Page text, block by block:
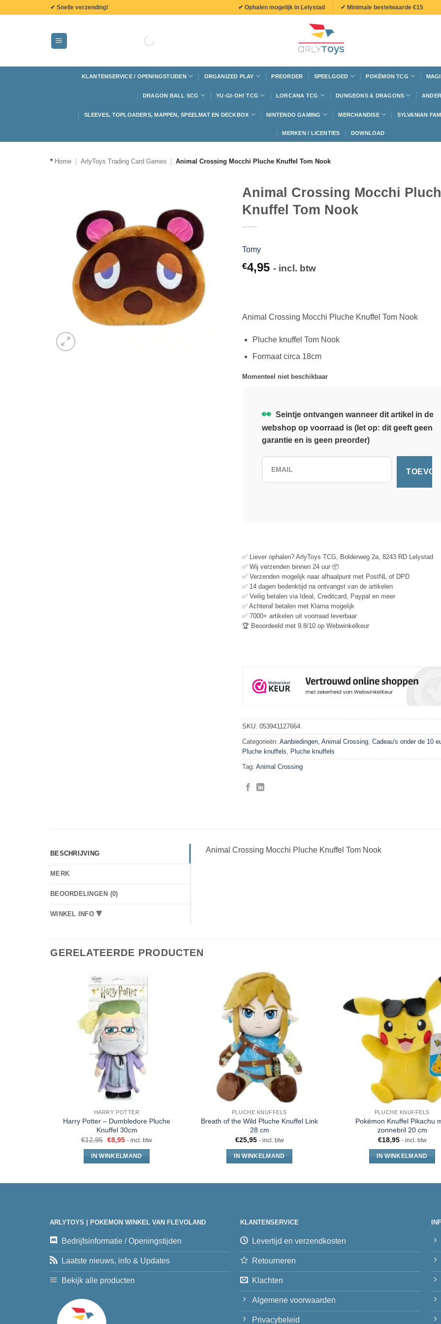
✔ Snelle verzending! ✔ Ophalen mogelijk in Lelystad ✔ Minimale bestelwaarde €15
KLANTENSERVICE / OPENINGSTIJDEN ORGANIZED PLAY PREORDER SPEELGOED POKÉMON TCG
DRAGON BALL SCG YU-GI-OH! TCG LORCANA TCG DUNGEONS & DRAGONS
SLEEVES, TOPLOADERS, MAPPEN, SPEELMAT EN DECKBOX NINTENDO GAMING MERCHANDISE SYLVANIAN
MERKEN / LICENTIES DOWNLOAD
* Home ArlyToys Trading Card Games Animal Crossing Mocchi Pluche Knuffel Tom Nook
Animal Crossing Mocchi
Knuffel Tom Nook
Tomy
€4,95 - incl. btw
Animal Crossing Mocchi Pluche Knuffel Tom Nook
Pluche knuffel Tom Nook
Formaat circa 18cm
Momenteel niet beschikbaar
👀 Seintje ontvangen wanneer dit artikel in de
webshop op voorraad is (let op: dit geeft geen
garantie en is geen preorder)
✅ Liever ophalen? ArlyToys TCG, Bolderweg 2a, 8243 RD Lelystad
✅ Wij verzenden binnen 24 uur 📦
✅ Verzenden mogelijk naar afhaalpunt met PostNL of DPD
✅ 14 dagen bedenktijd na ontvangst van de artikelen
✅ Veilig betalen via Ideal, Creditcard, Paypal en meer
✅ Achteraf betalen met Klarna mogelijk
✅ 7000+ artikelen uit voorraad leverbaar
🏆 Beoordeeld met 9.8/10 op Webwinkelkeur
SKU: 053941127664
Categorieën: Aanbiedingen, Animal Crossing, Cadeau's onder de 10
Pluche knuffels, Pluche knuffels
Tag: Animal Crossing
BESCHRIJVING
MERK
BEOORDELINGEN (0)
WINKEL INFO 🔻
Animal Crossing Mocchi Pluche Knuffel Tom Nook
GERELATEERDE PRODUCTEN
HARRY POTTER
Harry Potter – Dumbledore Pluche
Knuffel 30cm
€12,95 €8,95 - incl. btw
IN WINKELMAND
PLUCHE KNUFFELS
Breath of the Wild Pluche Knuffel Link
28 cm
€25,95 - incl. btw
IN WINKELMAND
PLUCHE KNUFFELS
Pokémon Knuffel Pikachu
zonnebril 20 cm
€18,95 - incl. btw
IN WINKELMAND
ARLYTOYS | POKEMON WINKEL VAN FLEVOLAND
Bedrijfsinformatie / Openingstijden
Laatste nieuws, info & Updates
Bekijk alle producten
KLANTENSERVICE
Levertijd en verzendkosten
Retourneren
Klachten
Algemene voorwaarden
Privacybeleid